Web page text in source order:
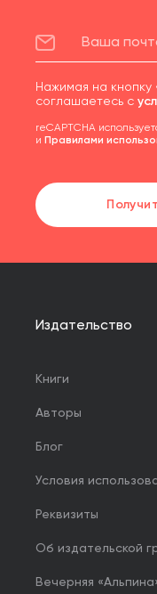
Нажимая на кнопку
соглашаетесь с
reCAPTCHA
и Правилами
Издательство
Книги
Авторы
Блог
Условия
Реквизиты
Об издательской
Вечерняя